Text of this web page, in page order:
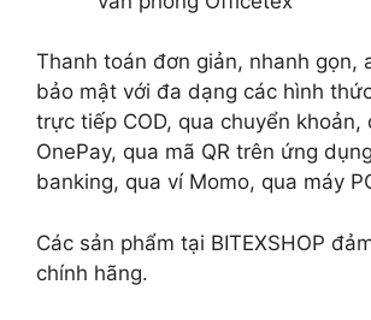
Thanh toán đơn giản, nhanh gọn,
bảo mật với đa dạng các hình
trực tiếp COD, qua chuyển khoản,
OnePay, qua mã QR trên ứng
banking, qua ví Momo, qua máy
Các sản phẩm tại BITEXSHOP
chính hãng.